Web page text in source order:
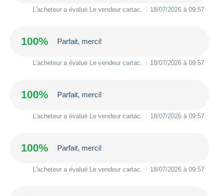
L'acheteur a évalué Le vendeur cartac 18/07/2026 à 09:57
100% Parfait, merci!
L'acheteur a évalué Le vendeur cartac 18/07/2026 à 09:57
100% Parfait, merci!
L'acheteur a évalué Le vendeur cartac 18/07/2026 à 09:57
100% Parfait, merci!
L'acheteur a évalué Le vendeur cartac 18/07/2026 à 09:57